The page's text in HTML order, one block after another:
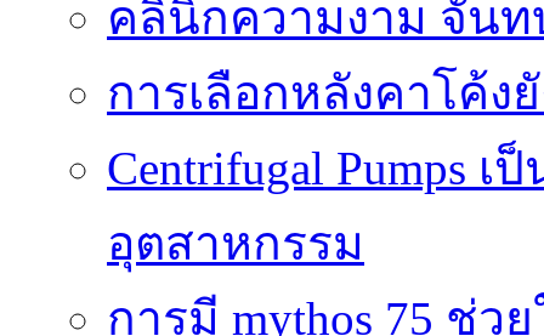
คลินิกความงาม จันท
การเลือกหลังคาโค้
Centrifugal Pumps
อุตสาหกรรม
การมี mythos 75 ช่